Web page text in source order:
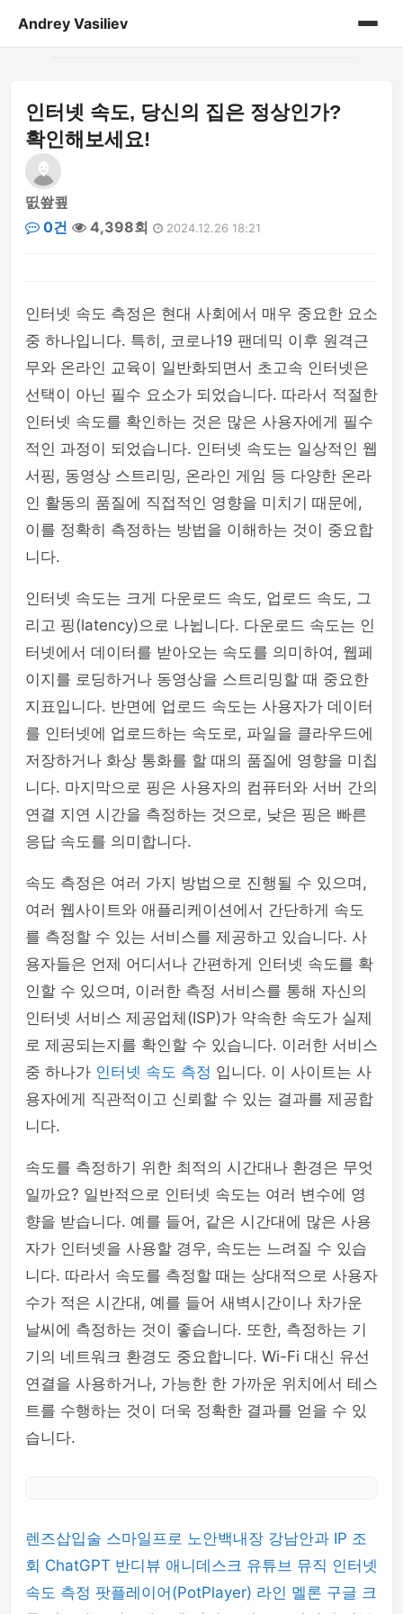
Andrey Vasiliev
andrey-vasiliev
books
drugoe
my-life
no-sql
php
인터넷 속도, 당신의 집은 정상인가?
확인해보세요!
띬쐎쿂
0건
4,398회 2024.12.26 18:21
인터넷 속도 측정은 현대 사회에서 매우 중요한 요소
중 하나입니다. 특히, 코로나19 팬데믹 이후 원격근
무와 온라인 교육이 일반화되면서 초고속 인터넷은
선택이 아닌 필수 요소가 되었습니다. 따라서 적절한
인터넷 속도를 확인하는 것은 많은 사용자에게 필수
적인 과정이 되었습니다. 인터넷 속도는 일상적인 웹
서핑, 동영상 스트리밍, 온라인 게임 등 다양한 온라
인 활동의 품질에 직접적인 영향을 미치기 때문에,
이를 정확히 측정하는 방법을 이해하는 것이 중요합
니다.
인터넷 속도는 크게 다운로드 속도, 업로드 속도, 그
리고 핑(latency)으로 나뉩니다. 다운로드 속도는 인
터넷에서 데이터를 받아오는 속도를 의미하여, 웹페
이지를 로딩하거나 동영상을 스트리밍할 때 중요한
지표입니다. 반면에 업로드 속도는 사용자가 데이터
를 인터넷에 업로드하는 속도로, 파일을 클라우드에
저장하거나 화상 통화를 할 때의 품질에 영향을 미칩
니다. 마지막으로 핑은 사용자의 컴퓨터와 서버 간의
연결 지연 시간을 측정하는 것으로, 낮은 핑은 빠른
응답 속도를 의미합니다.
속도 측정은 여러 가지 방법으로 진행될 수 있으며,
여러 웹사이트와 애플리케이션에서 간단하게 속도
를 측정할 수 있는 서비스를 제공하고 있습니다. 사
용자들은 언제 어디서나 간편하게 인터넷 속도를 확
인할 수 있으며, 이러한 측정 서비스를 통해 자신의
인터넷 서비스 제공업체(ISP)가 약속한 속도가 실제
로 제공되는지를 확인할 수 있습니다. 이러한 서비스
중 하나가 인터넷 속도 측정 입니다. 이 사이트는 사
용자에게 직관적이고 신뢰할 수 있는 결과를 제공합
니다.
속도를 측정하기 위한 최적의 시간대나 환경은 무엇
일까요? 일반적으로 인터넷 속도는 여러 변수에 영
향을 받습니다. 예를 들어, 같은 시간대에 많은 사용
자가 인터넷을 사용할 경우, 속도는 느려질 수 있습
니다. 따라서 속도를 측정할 때는 상대적으로 사용자
수가 적은 시간대, 예를 들어 새벽시간이나 차가운
날씨에 측정하는 것이 좋습니다. 또한, 측정하는 기
기의 네트워크 환경도 중요합니다. Wi-Fi 대신 유선
연결을 사용하거나, 가능한 한 가까운 위치에서 테스
트를 수행하는 것이 더욱 정확한 결과를 얻을 수 있
습니다.
렌즈삽입술 스마일프로 노안백내장 강남안과 IP 조
회 ChatGPT 반디뷰 애니데스크 유튜브 뮤직 인터넷
속도 측정 팟플레이어(PotPlayer) 라인 멜론 구글 크